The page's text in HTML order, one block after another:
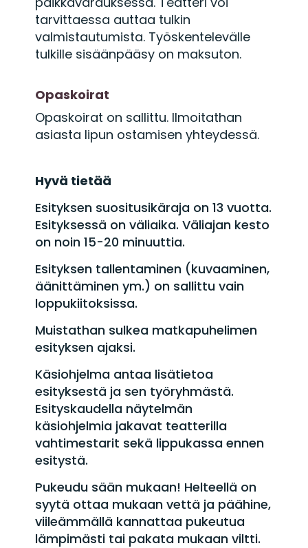
tarvittaessa auttaa tulkin
valmistautumista. Työskentelevälle
tulkille sisäänpääsy on maksuton.
Opaskoirat
Opaskoirat on sallittu. Ilmoitathan
asiasta lipun ostamisen yhteydessä.
Hyvä tietää
Esityksen suositusikäraja on 13 vuotta.
Esityksessä on väliaika. Väliajan kesto
on noin 15-20 minuuttia.
Esityksen tallentaminen (kuvaaminen,
äänittäminen ym.) on sallittu vain
loppukiitoksissa.
Muistathan sulkea matkapuhelimen
esityksen ajaksi.
Käsiohjelma antaa lisätietoa
esityksestä ja sen työryhmästä.
Esityskaudella näytelmän
käsiohjelmia jakavat teatterilla
vahtimestarit sekä lippukassa ennen
esitystä.
Pukeudu sään mukaan! Helteellä on
syytä ottaa mukaan vettä ja päähine,
viileämmällä kannattaa pukeutua
lämpimästi tai pakata mukaan viltti.